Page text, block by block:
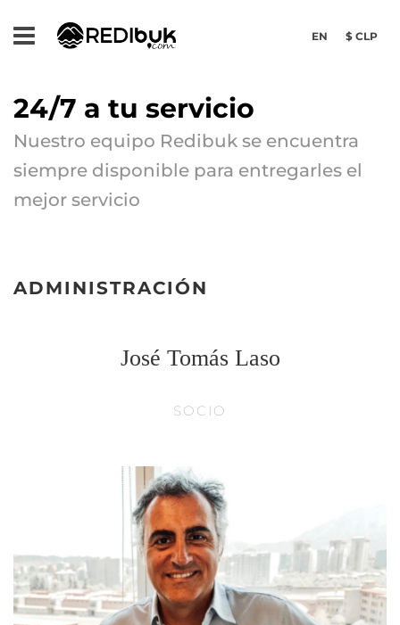
EN $ CLP
24/7 a tu servicio
Nuestro equipo Redibuk se encuentra
siempre disponible para entregarles el
mejor servicio
ADMINISTRACIÓN
José Tomás Laso
SOCIO